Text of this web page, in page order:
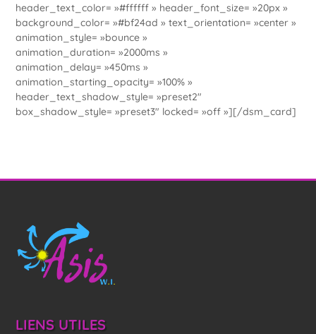
header_text_color= »#ffffff » header_font_size= »20px »
background_color= »#bf24ad » text_orientation= »center »
animation_style= »bounce »
animation_duration= »2000ms »
animation_delay= »450ms »
animation_starting_opacity= »100% »
header_text_shadow_style= »preset2″
box_shadow_style= »preset3″ locked= »off »][/dsm_card]
LIENS UTILES